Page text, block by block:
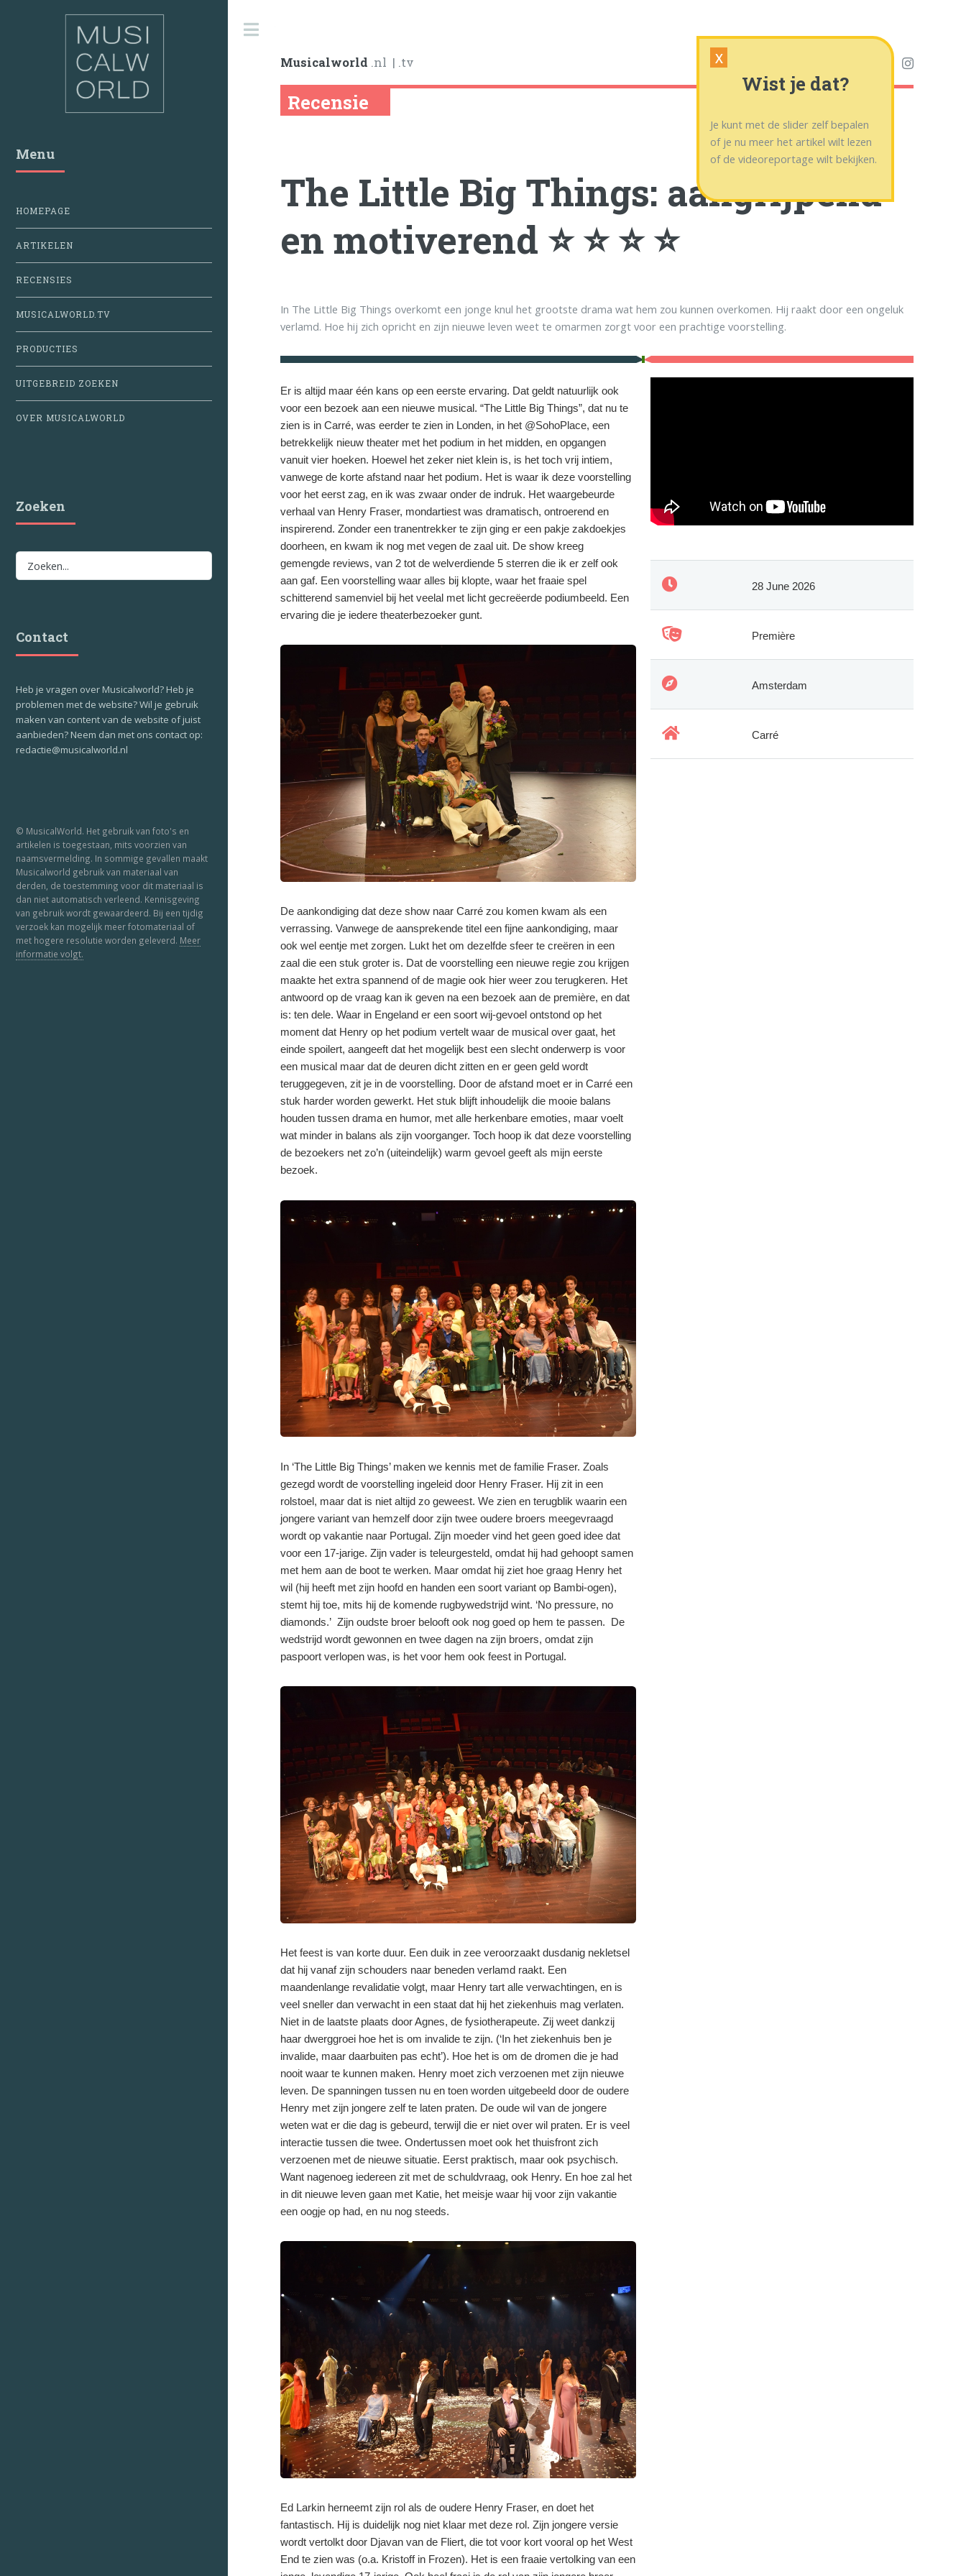
Musicalworld .nl | .tv X
Wist je dat?
Je kunt met de slider zelf bepalen
of je nu meer het artikel wilt lezen
of de videoreportage wilt bekijken.
Recensie
The Little Big Things: aangrijpend
en motiverend ⭐ ⭐ ⭐ ⭐
In The Little Big Things overkomt een jonge knul het grootste drama wat hem zou kunnen overkomen. Hij raakt door een ongeluk
verlamd. Hoe hij zich opricht en zijn nieuwe leven weet te omarmen zorgt voor een prachtige voorstelling.
Er is altijd maar één kans op een eerste ervaring. Dat geldt natuurlijk ook
voor een bezoek aan een nieuwe musical. “The Little Big Things”, dat nu te
zien is in Carré, was eerder te zien in Londen, in het @SohoPlace, een
betrekkelijk nieuw theater met het podium in het midden, en opgangen
vanuit vier hoeken. Hoewel het zeker niet klein is, is het toch vrij intiem,
vanwege de korte afstand naar het podium. Het is waar ik deze voorstelling
voor het eerst zag, en ik was zwaar onder de indruk. Het waargebeurde
verhaal van Henry Fraser, mondartiest was dramatisch, ontroerend en
inspirerend. Zonder een tranentrekker te zijn ging er een pakje zakdoekjes
doorheen, en kwam ik nog met vegen de zaal uit. De show kreeg
gemengde reviews, van 2 tot de welverdiende 5 sterren die ik er zelf ook
aan gaf. Een voorstelling waar alles bij klopte, waar het fraaie spel
schitterend samenviel bij het veelal met licht gecreëerde podiumbeeld. Een
ervaring die je iedere theaterbezoeker gunt.
De aankondiging dat deze show naar Carré zou komen kwam als een
verrassing. Vanwege de aansprekende titel een fijne aankondiging, maar
ook wel eentje met zorgen. Lukt het om dezelfde sfeer te creëren in een
zaal die een stuk groter is. Dat de voorstelling een nieuwe regie zou krijgen
maakte het extra spannend of de magie ook hier weer zou terugkeren. Het
antwoord op de vraag kan ik geven na een bezoek aan de première, en dat
is: ten dele. Waar in Engeland er een soort wij-gevoel ontstond op het
moment dat Henry op het podium vertelt waar de musical over gaat, het
einde spoilert, aangeeft dat het mogelijk best een slecht onderwerp is voor
een musical maar dat de deuren dicht zitten en er geen geld wordt
teruggegeven, zit je in de voorstelling. Door de afstand moet er in Carré een
stuk harder worden gewerkt. Het stuk blijft inhoudelijk die mooie balans
houden tussen drama en humor, met alle herkenbare emoties, maar voelt
wat minder in balans als zijn voorganger. Toch hoop ik dat deze voorstelling
de bezoekers net zo’n (uiteindelijk) warm gevoel geeft als mijn eerste
bezoek.
In ‘The Little Big Things’ maken we kennis met de familie Fraser. Zoals
gezegd wordt de voorstelling ingeleid door Henry Fraser. Hij zit in een
rolstoel, maar dat is niet altijd zo geweest. We zien en terugblik waarin een
jongere variant van hemzelf door zijn twee oudere broers meegevraagd
wordt op vakantie naar Portugal. Zijn moeder vind het geen goed idee dat
voor een 17-jarige. Zijn vader is teleurgesteld, omdat hij had gehoopt samen
met hem aan de boot te werken. Maar omdat hij ziet hoe graag Henry het
wil (hij heeft met zijn hoofd en handen een soort variant op Bambi-ogen),
stemt hij toe, mits hij de komende rugbywedstrijd wint. ‘No pressure, no
diamonds.’ Zijn oudste broer belooft ook nog goed op hem te passen. De
wedstrijd wordt gewonnen en twee dagen na zijn broers, omdat zijn
paspoort verlopen was, is het voor hem ook feest in Portugal.
Het feest is van korte duur. Een duik in zee veroorzaakt dusdanig nekletsel
dat hij vanaf zijn schouders naar beneden verlamd raakt. Een
maandenlange revalidatie volgt, maar Henry tart alle verwachtingen, en is
veel sneller dan verwacht in een staat dat hij het ziekenhuis mag verlaten.
Niet in de laatste plaats door Agnes, de fysiotherapeute. Zij weet dankzij
haar dwerggroei hoe het is om invalide te zijn. (‘In het ziekenhuis ben je
invalide, maar daarbuiten pas echt’). Hoe het is om de dromen die je had
nooit waar te kunnen maken. Henry moet zich verzoenen met zijn nieuwe
leven. De spanningen tussen nu en toen worden uitgebeeld door de oudere
Henry met zijn jongere zelf te laten praten. De oude wil van de jongere
weten wat er die dag is gebeurd, terwijl die er niet over wil praten. Er is veel
interactie tussen die twee. Ondertussen moet ook het thuisfront zich
verzoenen met de nieuwe situatie. Eerst praktisch, maar ook psychisch.
Want nagenoeg iedereen zit met de schuldvraag, ook Henry. En hoe zal het
in dit nieuwe leven gaan met Katie, het meisje waar hij voor zijn vakantie
een oogje op had, en nu nog steeds.
Ed Larkin herneemt zijn rol als de oudere Henry Fraser, en doet het
fantastisch. Hij is duidelijk nog niet klaar met deze rol. Zijn jongere versie
wordt vertolkt door Djavan van de Fliert, die tot voor kort vooral op het West
End te zien was (o.a. Kristoff in Frozen). Het is een fraaie vertolking van een
28 June 2026
Première
Amsterdam
Carré
Menu
HOMEPAGE
ARTIKELEN
RECENSIES
MUSICALWORLD.TV
PRODUCTIES
UITGEBREID ZOEKEN
OVER MUSICALWORLD
Zoeken
Contact
Heb je vragen over Musicalworld? Heb je
problemen met de website? Wil je gebruik
maken van content van de website of juist
aanbieden? Neem dan met ons contact op:
redactie@musicalworld.nl
© MusicalWorld. Het gebruik van foto's en
artikelen is toegestaan, mits voorzien van
naamsvermelding. In sommige gevallen maakt
Musicalworld gebruik van materiaal van
derden, de toestemming voor dit materiaal is
dan niet automatisch verleend. Kennisgeving
van gebruik wordt gewaardeerd. Bij een tijdig
verzoek kan mogelijk meer fotomateriaal of
met hogere resolutie worden geleverd. Meer
informatie volgt.